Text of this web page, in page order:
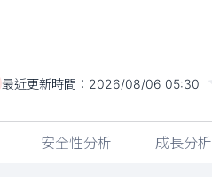
最近更新時間： 2026/08/06 05:30
安全性分析 成長分析